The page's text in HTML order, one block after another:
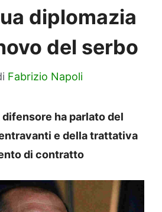
diplomazia
del serbo
Fabrizio Napoli
ha parlato del
e della trattativa
di contratto